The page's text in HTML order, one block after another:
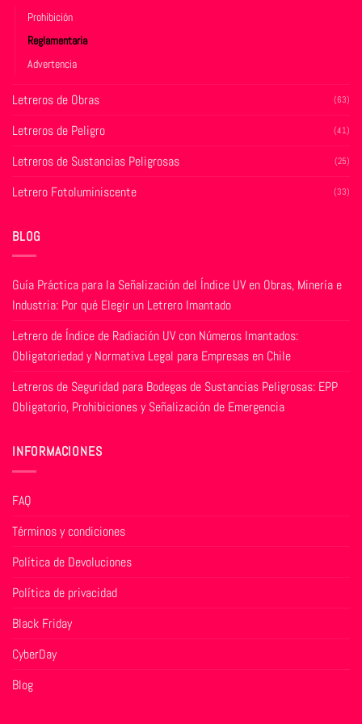
Prohibición
Reglamentaria
Advertencia
Letreros de Obras (63)
Letreros de Peligro (41)
Letreros de Sustancias Peligrosas (25)
Letrero Fotoluminiscente (33)
BLOG
Guía Práctica para la Señalización del Índice UV en Obras, Minería e
Industria: Por qué Elegir un Letrero Imantado
Letrero de Índice de Radiación UV con Números Imantados:
Obligatoriedad y Normativa Legal para Empresas en Chile
Letreros de Seguridad para Bodegas de Sustancias Peligrosas: EPP
Obligatorio, Prohibiciones y Señalización de Emergencia
INFORMACIONES
FAQ
Términos y condiciones
Política de Devoluciones
Política de privacidad
Black Friday
CyberDay
Blog